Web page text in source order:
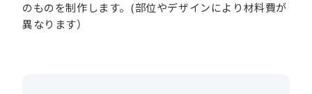
のものを制作します。(部位やデザインにより材料費が
異なります）